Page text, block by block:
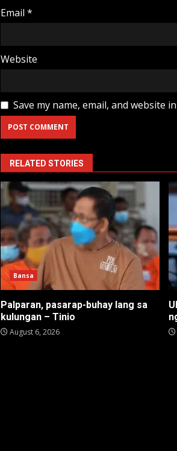
Email *
Website
Save my name, email, and website
RELATED STORIES
Bansa
Palparan, pasarap-buhay lang sa
kulungan – Tinio
August 6, 2026